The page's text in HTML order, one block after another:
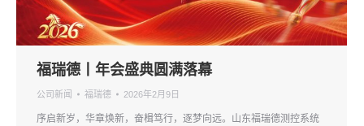
福瑞德丨年会盛典圆满落幕
公司新闻 福瑞德 2026年2月9日
序启新岁，华章焕新，奋楫笃行，逐梦向远。山东福瑞德测控系统